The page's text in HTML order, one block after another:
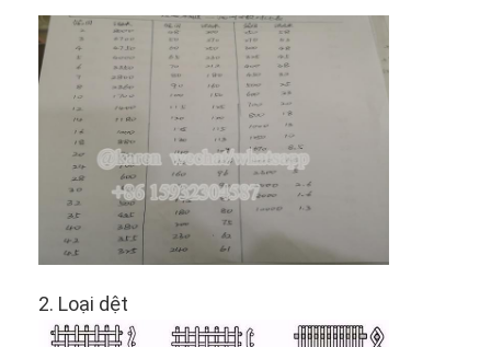
Nhà
Sản phẩm
2. Loại dệt